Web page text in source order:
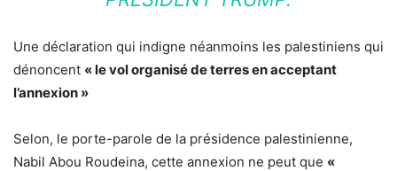
Une déclaration qui indigne néanmoins les palestiniens qui
dénoncent « le vol organisé de terres en acceptant
l’annexion »
Selon, le porte-parole de la présidence palestinienne,
Nabil Abou Roudeina, cette annexion ne peut que «